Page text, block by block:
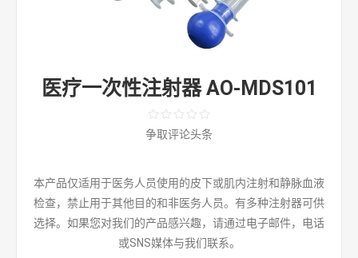
医疗一次性注射器 AO-MDS101
争取评论头条
本产品仅适用于医务人员使用的皮下或肌内注射和静脉血液
检查，禁止用于其他目的和非医务人员。有多种注射器可供
选择。如果您对我们的产品感兴趣，请通过电子邮件，电话
或SNS媒体与我们联系。